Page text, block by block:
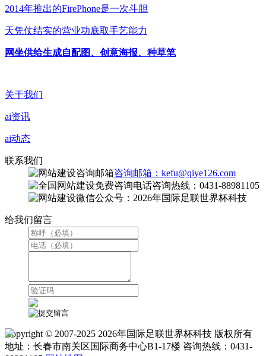
2014年推出的FirePhone是一次斗胆
天凭仗结实的营业功底取手艺能力
网坐供给生成自配图、创意海报、种草笔
关于我们
ai资讯
ai动态
联系我们
咨询邮箱：kefu@qiye126.com
咨询热线：0431-88981105
微信公众号：2026年国际足联世界杯科技
给我们留言
Copyright © 2007-2025 2026年国际足联世界杯科技 版权所有
地址：长春市南关区国际商务中心B1-17楼 咨询热线：0431-